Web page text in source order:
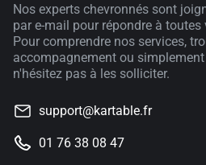
Nos experts chevronnés sont
par e-mail pour répondre à toutes
Pour comprendre nos services,
accompagnement ou
n'hésitez pas à les solliciter.
support@kartable.fr
01 76 38 08 47